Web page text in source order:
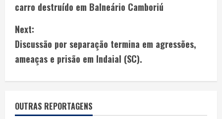
carro destruído em Balneário Camboriú
Next:
Discussão por separação termina em agressões,
ameaças e prisão em Indaial (SC).
OUTRAS REPORTAGENS